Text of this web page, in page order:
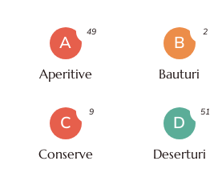
A
Aperitive
49
B
Bauturi
2
C
Conserve
9
D
Deserturi
51